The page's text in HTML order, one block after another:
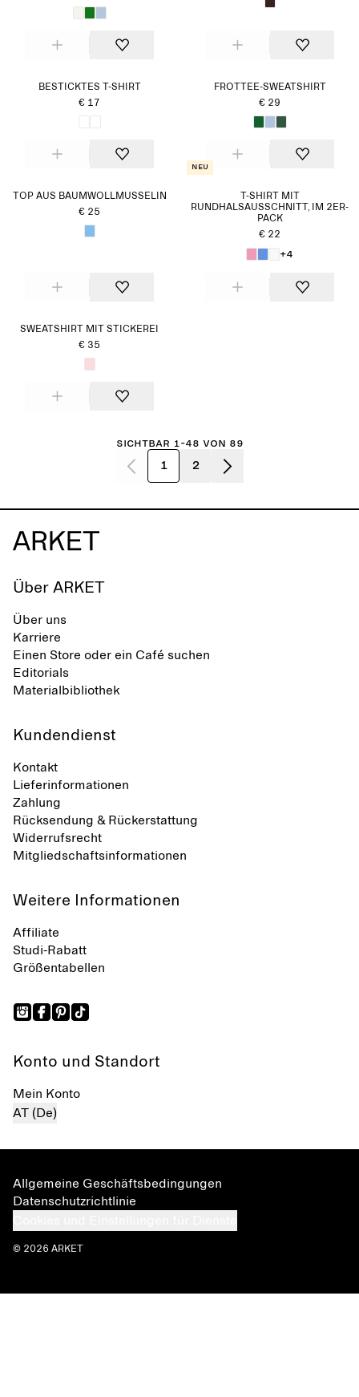
BESTICKTES T-SHIRT
€ 17
FROTTEE-SWEATSHIRT
€ 29
TOP AUS BAUMWOLLMUSSELIN
€ 25
Neu
T-SHIRT MIT
RUNDHALSAUSSCHNITT, IM 2ER-
PACK
€ 22
+4
SWEATSHIRT MIT STICKEREI
€ 35
Sichtbar 1-48 von 89
1 2
Über ARKET
Über uns
Karriere
Einen Store oder ein Café suchen
Editorials
Materialbibliothek
Kundendienst
Kontakt
Lieferinformationen
Zahlung
Rücksendung & Rückerstattung
Widerrufsrecht
Mitgliedschaftsinformationen
Weitere Informationen
Affiliate
Studi-Rabatt
Größentabellen
Konto und Standort
Mein Konto
AT (De)
Allgemeine Geschäftsbedingungen
Datenschutzrichtlinie
© 2026 ARKET